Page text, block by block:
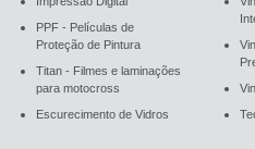
PPF - Películas de
Proteção de Pintura
Titan - Filmes e laminações
para motocross
Escurecimento de Vidros